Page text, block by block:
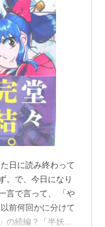
日に読み終わって
。で、今日になり
言で言って、 「や
前何回かに分けて
の続編？「半妖の